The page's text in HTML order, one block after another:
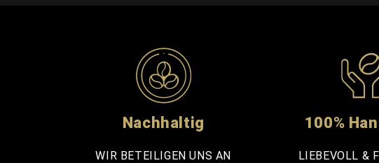
Nachhaltig
WIR BETEILIGEN UNS AN
100%
LIEBEVOLL &